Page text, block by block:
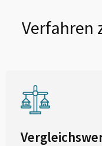
Verfahren